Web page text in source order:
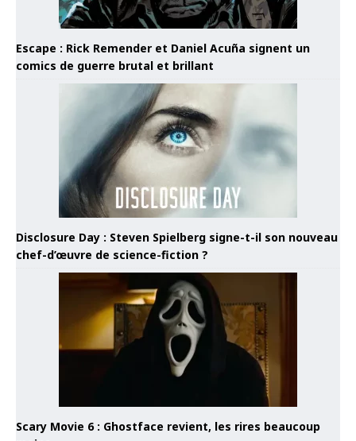
Escape : Rick Remender et Daniel Acuña signent un
comics de guerre brutal et brillant
Disclosure Day : Steven Spielberg signe-t-il son nouveau
chef-d’œuvre de science-fiction ?
Scary Movie 6 : Ghostface revient, les rires beaucoup